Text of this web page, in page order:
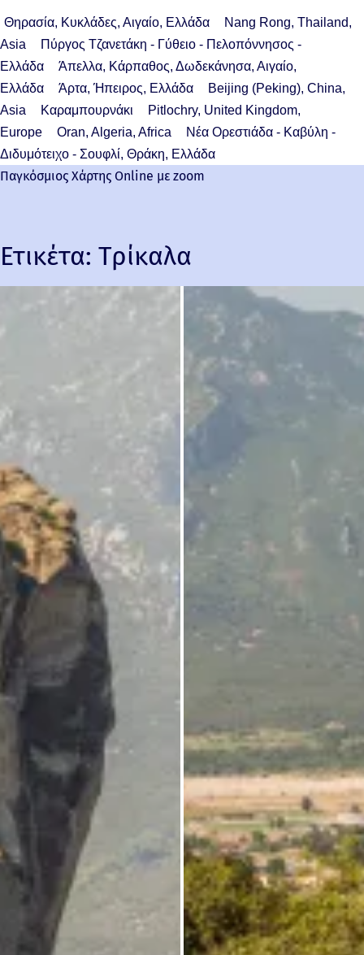
Θηρασία, Κυκλάδες, Αιγαίο, Ελλάδα
Nang Rong, Thailand,
Asia
Πύργος Τζανετάκη - Γύθειο - Πελοπόννησος -
Ελλάδα
Άπελλα, Κάρπαθος, Δωδεκάνησα, Αιγαίο,
Ελλάδα
Άρτα, Ήπειρος, Ελλάδα
Beijing (Peking), China,
Asia
Καραμπουρνάκι
Pitlochry, United Kingdom,
Europe
Oran, Algeria, Africa
Νέα Ορεστιάδα - Καβύλη -
Διδυμότειχο - Σουφλί, Θράκη, Ελλάδα
Παγκόσμιος Χάρτης Online με zoom
Ετικέτα: Τρίκαλα